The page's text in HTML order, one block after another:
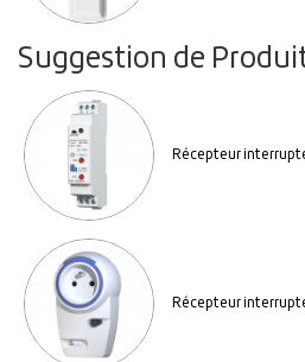
Suggestion de
Récepteur
Récepteur